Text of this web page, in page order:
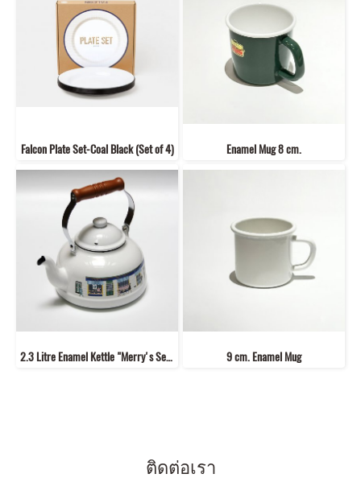
Falcon Plate Set-Coal Black (Set of 4) Enamel Mug 8 cm.
2.3 Litre Enamel Kettle "Merry's Series" 9 cm. Enamel Mug
ติดต่อเรา